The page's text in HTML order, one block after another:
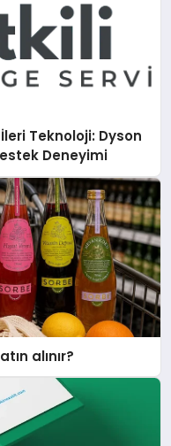
Teknoloji: Dyson
Deneyimi
alınır?